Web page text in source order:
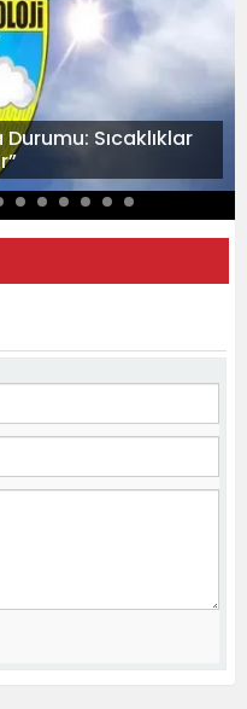
Sıcaklıklar